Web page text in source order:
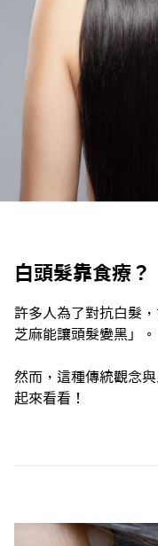
白頭髮靠食療？
許多人為了對抗白髮
芝麻能讓頭髮變黑」。
然而，這種傳統觀念
起來看看！